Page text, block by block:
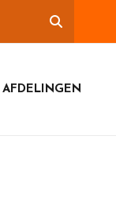
AFDELINGEN